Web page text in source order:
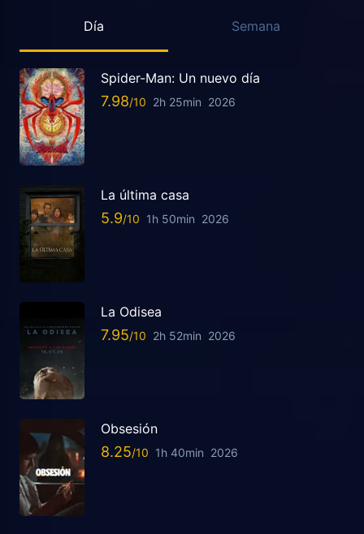
Día Semana
Spider-Man: Un nuevo día
7.98 2h 25min 2026
La última casa
5.9 1h 50min 2026
La Odisea
7.95 2h 52min 2026
Obsesión
8.25 1h 40min 2026